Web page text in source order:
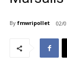
By fmwripollet 02/